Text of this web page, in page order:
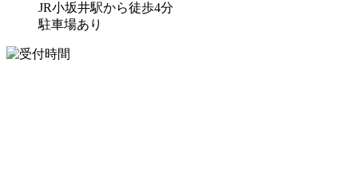
JR小坂井駅から徒歩4分
駐車場あり